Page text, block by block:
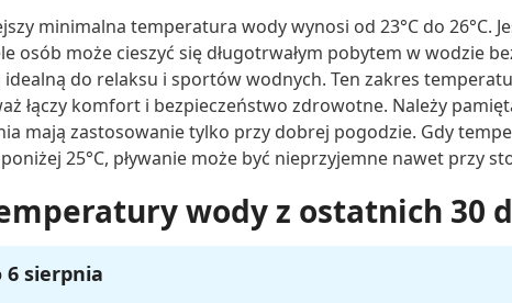
minimalna temperatura wody wynosi od 23°C do
osób może cieszyć się długotrwałym pobytem w wodzie
idealną do relaksu i sportów wodnych. Ten zakres
łączy komfort i bezpieczeństwo zdrowotne. Należy
mają zastosowanie tylko przy dobrej pogodzie. Gdy
25°C, pływanie może być nieprzyjemne nawet przy
wody z ostatnich 30
6 sierpnia